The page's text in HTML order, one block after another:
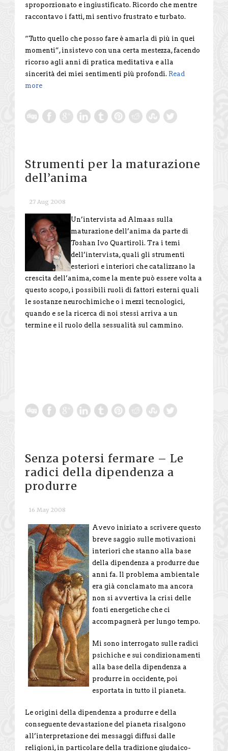
sproporzionato e ingiustificato. Ricordo che mentre
raccontavo i fatti, mi sentivo frustrato e turbato.
“Tutto quello che posso fare è amarla di più in quei
momenti”, insistevo con una certa mestezza, facendo
ricorso agli anni di pratica meditativa e alla
sincerità dei miei sentimenti più profondi. Read
more
Strumenti per la maturazione
dell’anima
27 Aug 2008
Un’intervista ad Almaas sulla
maturazione dell’anima da parte di
Toshan Ivo Quartiroli. Tra i temi
dell’intervista, quali gli strumenti
esteriori e interiori che catalizzano la
crescita dell’anima, come la mente può essere volta a
questo scopo, i possibili ruoli di fattori esterni quali
le sostanze neurochimiche o i mezzi tecnologici,
quando e se la ricerca di noi stessi arriva a un
termine e il ruolo della sessualità sul cammino.
Senza potersi fermare – Le
radici della dipendenza a
produrre
16 May 2008
Avevo iniziato a scrivere questo
breve saggio sulle motivazioni
interiori che stanno alla base
della dipendenza a produrre due
anni fa. Il problema ambientale
era già conclamato ma ancora
non si avvertiva la crisi delle
fonti energetiche che ci
accompagnerà per lungo tempo.
Mi sono interrogato sulle radici
psichiche e sui condizionamenti
alla base della dipendenza a
produrre in occidente, poi
esportata in tutto il pianeta.
Le origini della dipendenza a produrre e della
conseguente devastazione del pianeta risalgono
all’interpretazione dei messaggi diffusi dalle
religioni, in particolare della tradizione giudaico-